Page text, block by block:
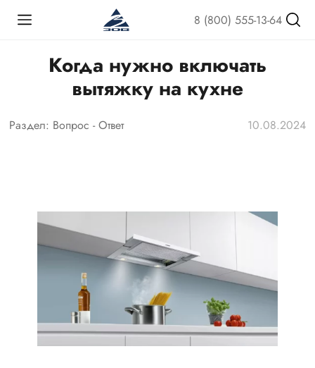
8 (800) 555-13-64
Когда нужно включать
вытяжку на кухне
Раздел: Вопрос - Ответ 10.08.2024